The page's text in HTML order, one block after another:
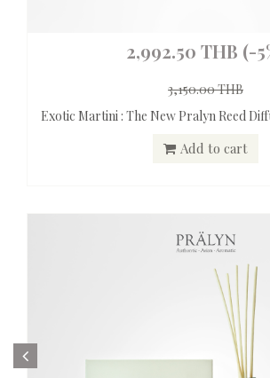
2,992.50 THB (-
3,150.00 THB
Exotic Martini : The New Pralyn Reed
Add to cart